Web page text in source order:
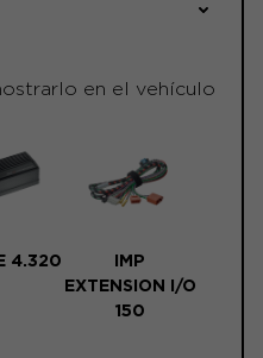
en el vehículo
4.320
IMP
EXTENSION I/O
150